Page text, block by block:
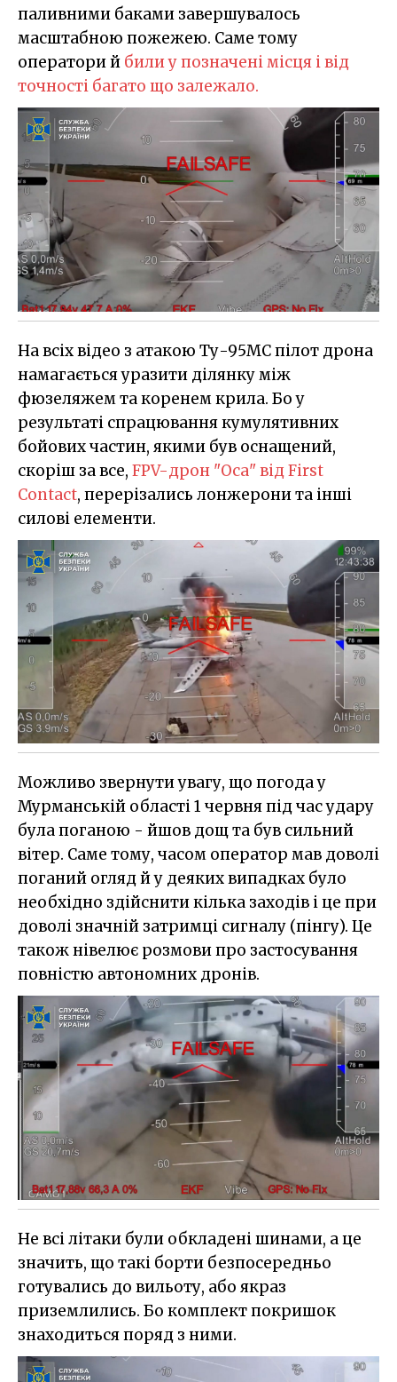
паливними баками завершувалось
масштабною пожежею. Саме тому
оператори й били у позначені місця і від
точності багато що залежало.
На всіх відео з атакою Ту-95МС пілот дрона
намагається уразити ділянку між
фюзеляжем та коренем крила. Бо у
результаті спрацювання кумулятивних
бойових частин, якими був оснащений,
скоріш за все, FPV-дрон "Оса" від First
Contact, перерізались лонжерони та інші
силові елементи.
Можливо звернути увагу, що погода у
Мурманській області 1 червня під час удару
була поганою - йшов дощ та був сильний
вітер. Саме тому, часом оператор мав доволі
поганий огляд й у деяких випадках було
необхідно здійснити кілька заходів і це при
доволі значній затримці сигналу (пінгу). Це
також нівелює розмови про застосування
повністю автономних дронів.
Не всі літаки були обкладені шинами, а це
значить, що такі борти безпосередньо
готувались до вильоту, або якраз
приземлились. Бо комплект покришок
знаходиться поряд з ними.